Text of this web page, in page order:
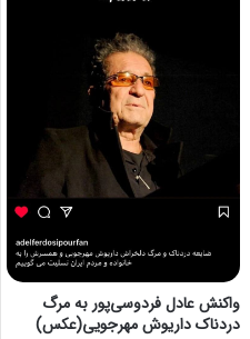
واکنش عادل فردوسی‌پور به مرگ
دردناک داریوش مهرجویی(عکس)